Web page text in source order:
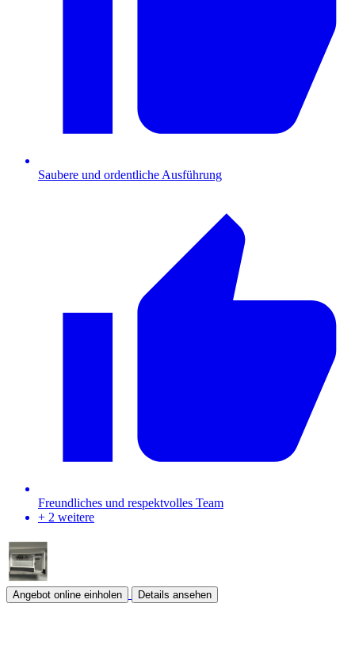
Saubere und ordentliche Ausführung
Freundliches und respektvolles Team
+ 2 weitere
Angebot online einholen Details ansehen